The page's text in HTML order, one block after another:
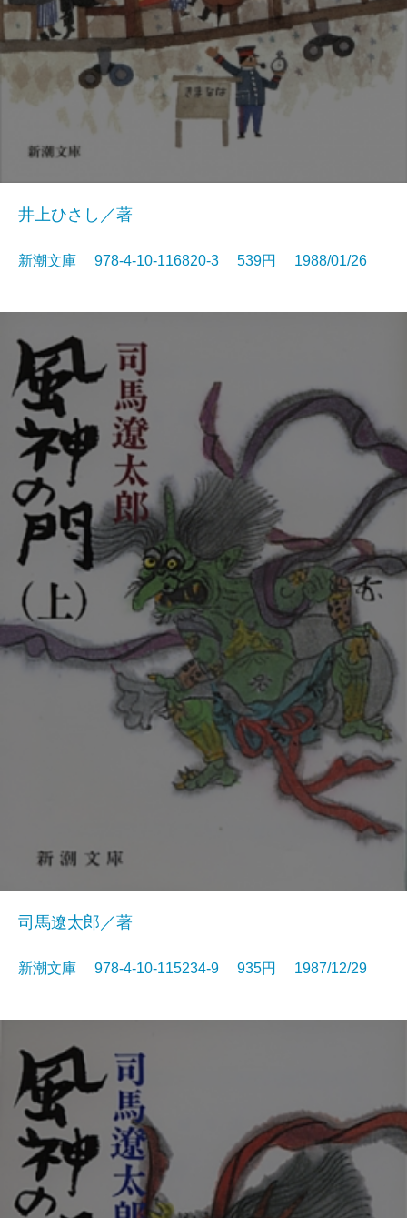
井上ひさし／著
新潮文庫 978-4-10-116820-3 539円 1988/01/26
司馬遼太郎／著
新潮文庫 978-4-10-115234-9 935円 1987/12/29